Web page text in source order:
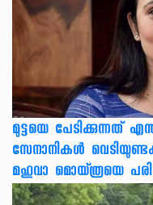
മുട്ടയെ പേടിക്കുന്നത്
സേനാനികൾ
മഹുവാ മൊയ്ത്രയെ